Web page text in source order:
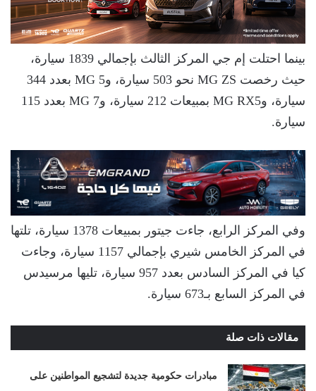
بينما احتلت إم جي المركز الثالث بإجمالي 1839 سيارة،
حيث رخصت MG ZS نحو 503 سيارة، وMG 5 بعدد 344
سيارة، وMG RX5 بمبيعات 212 سيارة، وMG 7 بعدد 115
سيارة.
وفي المركز الرابع، جاءت جيتور بمبيعات 1378 سيارة، تلتها
في المركز الخامس شيري بإجمالي 1157 سيارة، وجاءت
كيا في المركز السادس بعدد 957 سيارة، تليها مرسيدس
في المركز السابع بـ673 سيارة.
مقالات ذات صلة
مبادرات حكومية جديدة لتشجيع المواطنين على